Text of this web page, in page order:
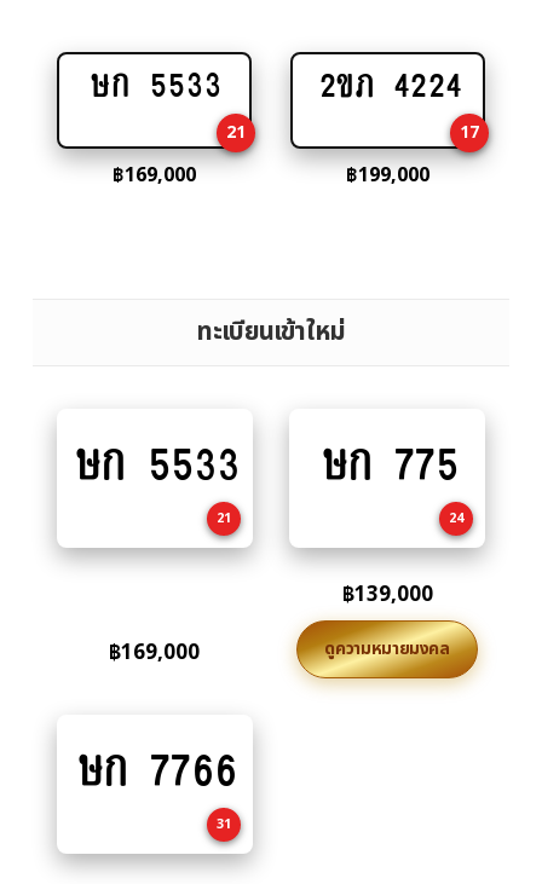
Add
cart
ษก 5533
21
฿169,000
Add
cart
2ขภ 4224
17
฿199,000
ทะเบียนเข้าใหม่
to
ษก 5533
21
฿169,000
to
ษก 775
24
฿139,000
ดูความหมายมงคล
to
ษก 7766
31